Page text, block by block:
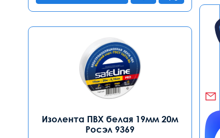
Изолента ПВХ белая 19мм 20м
Росэл 9369